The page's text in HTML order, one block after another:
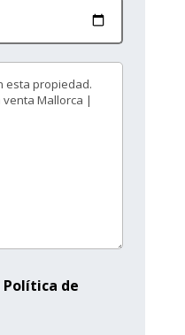
Política de